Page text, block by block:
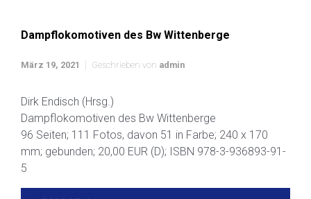
Dampflokomotiven des Bw Wittenberge
März 19, 2021 Geschrieben von admin
Dirk Endisch (Hrsg.)
Dampflokomotiven des Bw Wittenberge
96 Seiten; 111 Fotos, davon 51 in Farbe; 240 x 170
mm; gebunden; 20,00 EUR (D); ISBN 978-3-936893-91-
5